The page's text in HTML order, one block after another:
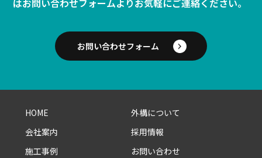
お問い合わせフォーム
HOME
会社案内
施工事例
外構について
採用情報
お問い合わせ